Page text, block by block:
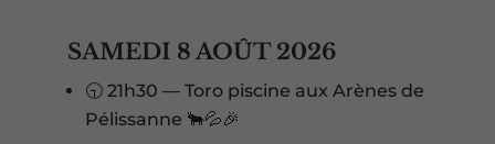
SAMEDI 8 AOÛT 2026
🕤 21h30 — Toro piscine aux Arènes de
Pélissanne 🐂💦🎉